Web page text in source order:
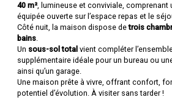
40 m², lumineuse et conviviale, comprenant
équipée ouverte sur l’espace repas et le
Côté nuit, la maison dispose detrois
bains.
Un sous-sol total vient compléter
supplémentaire idéale pour un bureau ou
ainsi qu’un garage.
Une maison prête à vivre, offrant confort,
potentiel d’évolution. À visiter sans tarder !